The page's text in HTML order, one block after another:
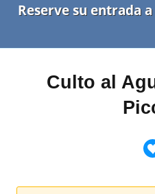
Reserve su entrada
Culto al